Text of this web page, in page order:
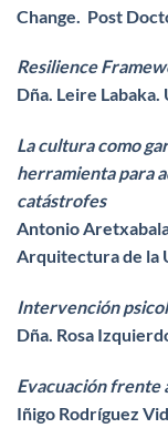
Change. Post
Resilience
Dña. Leire Labaka.
La cultura como
herramienta para
catástrofes
Antonio
Arquitectura de la
Intervención
Dña. Rosa
Evacuación frente
Iñigo Rodríguez